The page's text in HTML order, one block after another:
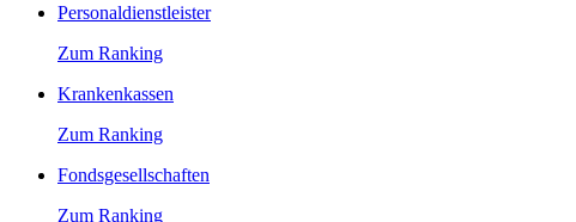
Personaldienstleister
Zum Ranking
Krankenkassen
Zum Ranking
Fondsgesellschaften
Zum Ranking